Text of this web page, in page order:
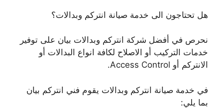
هل تحتاجون الى خدمة صيانة انتركم وبدالات؟
نحرص في أفضل شركة انتركم وبدالات بيان على توفير
خدمات التركيب أو الاصلاح لكافة انواع البدالات أو
الانتركم أو Access Control.
في خدمة صيانة انتركم وبدالات يقوم فني انتركم بيان
بما يلي: